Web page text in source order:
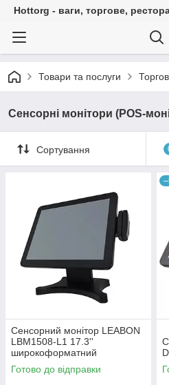
Hottorg - ваги, торгове,
Товари та послуги
Сенсорні монітори (POS-
Сортування
Сенсорний монітор LEABON
LBM1508-L1 17.3''
широкоформатний
Готово до відправки